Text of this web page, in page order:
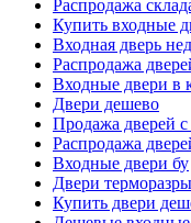
Распродажа
Купить входные
Входная дверь
Распродажа
Входные двери в
Двери дешево
Продажа дверей
Распродажа
Входные двери бу
Двери
Купить двери